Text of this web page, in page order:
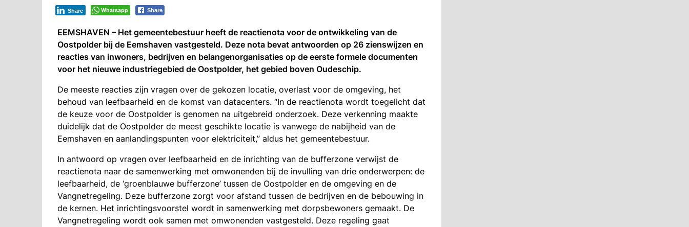
Whatsapp Share
Share
EEMSHAVEN – Het gemeentebestuur heeft de reactienota voor de ontwikkeling van de
Oostpolder bij de Eemshaven vastgesteld. Deze nota bevat antwoorden op 26 zienswijzen en
reacties van inwoners, bedrijven en belangenorganisaties op de eerste formele documenten
voor het nieuwe industriegebied de Oostpolder, het gebied boven Oudeschip.
De meeste reacties zijn vragen over de gekozen locatie, overlast voor de omgeving, het
behoud van leefbaarheid en de komst van datacenters. “In de reactienota wordt toegelicht dat
de keuze voor de Oostpolder is genomen na uitgebreid onderzoek. Deze verkenning maakte
duidelijk dat de Oostpolder de meest geschikte locatie is vanwege de nabijheid van de
Eemshaven en aanlandingspunten voor elektriciteit,” aldus het gemeentebestuur.
In antwoord op vragen over leefbaarheid en de inrichting van de bufferzone verwijst de
reactienota naar de samenwerking met omwonenden bij de invulling van drie onderwerpen: de
leefbaarheid, de ‘groenblauwe bufferzone’ tussen de Oostpolder en de omgeving en de
Vangnetregeling. Deze bufferzone zorgt voor afstand tussen de bedrijven en de bebouwing in
de kernen. Het inrichtingsvoorstel wordt in samenwerking met dorpsbewoners gemaakt. De
Vangnetregeling wordt ook samen met omwonenden vastgesteld. Deze regeling gaat